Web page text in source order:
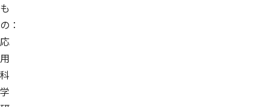
も
の：
応
用
科
学